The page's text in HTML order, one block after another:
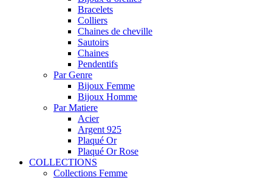
Bracelets
Colliers
Chaines de cheville
Sautoirs
Chaines
Pendentifs
Par Genre
Bijoux Femme
Bijoux Homme
Par Matiere
Acier
Argent 925
Plaqué Or
Plaqué Or Rose
COLLECTIONS
Collections Femme